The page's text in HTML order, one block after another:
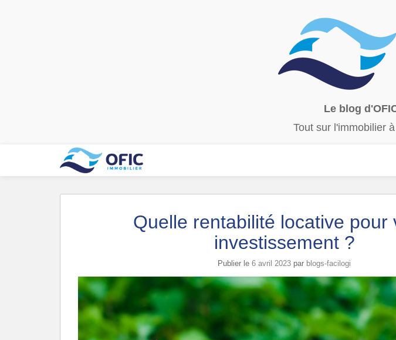
Le blog
Tout sur l'immobilier
Quelle rentabilité locative pour
investissement ?
Publier le 6 avril 2023 par blogs-facilogi